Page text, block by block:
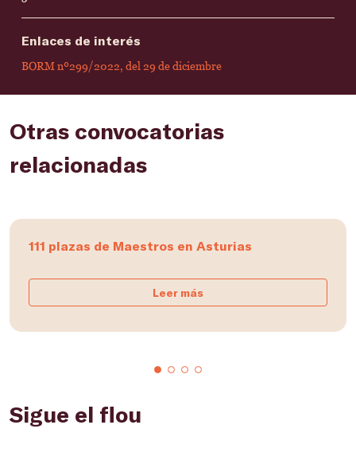
Enlaces de interés
BORM nº299/2022, del 29 de diciembre
Otras convocatorias
relacionadas
111 plazas de Maestros en Asturias
Leer más
Sigue el flou